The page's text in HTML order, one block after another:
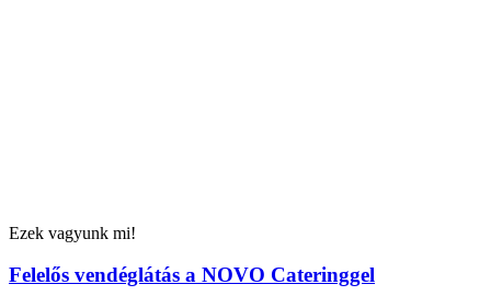
Ezek vagyunk mi!
Felelős vendéglátás a NOVO Cateringgel